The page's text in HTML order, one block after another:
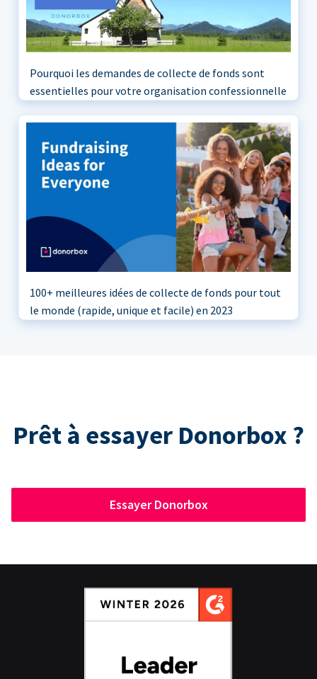
Pourquoi les demandes de collecte de fonds sont
essentielles pour votre organisation confessionnelle
100+ meilleures idées de collecte de fonds pour tout
le monde (rapide, unique et facile) en 2023
Prêt à essayer Donorbox ?
Essayer Donorbox